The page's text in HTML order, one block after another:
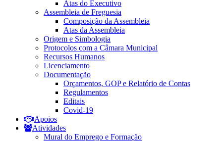
Atas do Executivo
Assembleia de Freguesia
Composição da Assembleia
Atas da Assembleia
Origem e Simbologia
Protocolos com a Câmara Municipal
Recursos Humanos
Licenciamento
Documentação
Orçamentos, GOP e Relatório de Contas
Regulamentos
Editais
Covid-19
Apoios
Atividades
Mural do Emprego e Formação